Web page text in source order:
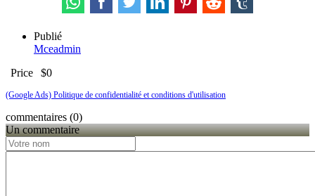
Publié
Mceadmin
Price
$0
(Google Ads) Politique de confidentialité et conditions d'utilisation
commentaires (0)
Un commentaire